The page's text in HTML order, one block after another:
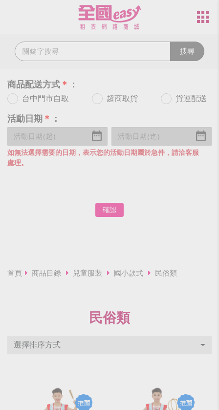
搜尋
商品配送方式 ＊ ：
台中門市自取 超商取貨 貨運配送
活動日期 ＊ ：
如無法選擇需要的日期，表示您的活動日期屬於急件，請洽客服
處理。
確認
首頁 商品目錄 兒童服裝 國小款式 民俗類
民俗類
選擇排序方式